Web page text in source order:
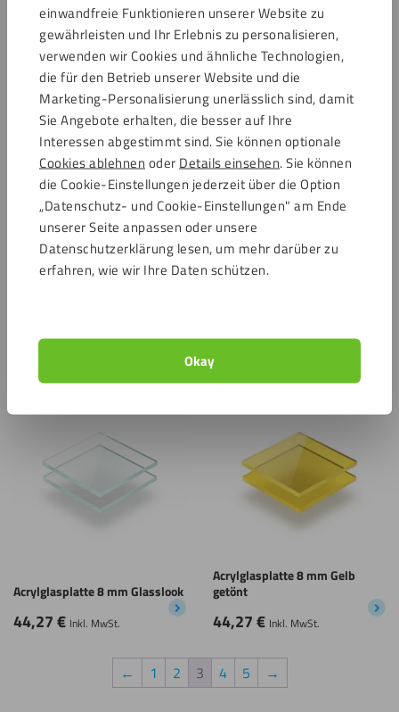
einwandfreie Funktionieren unserer Website zu
gewährleisten und Ihr Erlebnis zu personalisieren,
verwenden wir Cookies und ähnliche Technologien,
die für den Betrieb unserer Website und die
Marketing-Personalisierung unerlässlich sind, damit
Sie Angebote erhalten, die besser auf Ihre
Interessen abgestimmt sind. Sie können optionale
Cookies ablehnen oder Details einsehen. Sie können
die Cookie-Einstellungen jederzeit über die Option
„Datenschutz- und Cookie-Einstellungen" am Ende
unserer Seite anpassen oder unsere
Datenschutzerklärung lesen, um mehr darüber zu
erfahren, wie wir Ihre Daten schützen.
Okay
Acrylglasplatte GS 10 mm klar
41,88 € Inkl. MwSt.
Acrylglasplatte 8 mm Grau
transparent
44,27€ Inkl. MwSt.
Speichern
getönt
Nachhaltige
Wahl
Speichern
getönt
44,27
Acrylglasplatte 8 mm Glasslook
44,27€ Inkl. MwSt.
Acrylglasplatte 8 mm Gelb
getönt
44,27€ Inkl. MwSt.
← 1 2 3 4 5 →